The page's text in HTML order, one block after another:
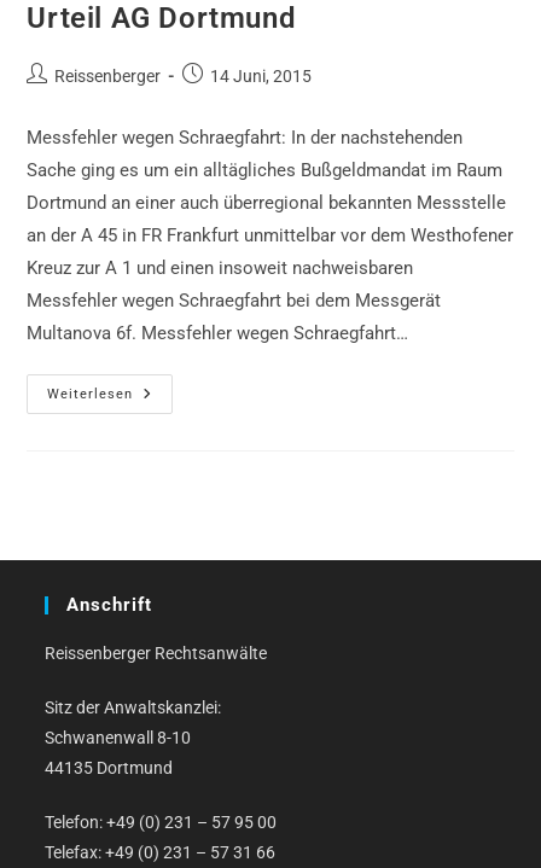
Urteil AG Dortmund
Beitrags-
Reissenberger
Beitrag14 Juni, 2015
Messfehler wegen Schraegfahrt: In der nachstehenden
Sache ging es um ein alltägliches Bußgeldmandat im Raum
Dortmund an einer auch überregional bekannten Messstelle
an der A 45 in FR Frankfurt unmittelbar vor dem Westhofener
Kreuz zur A 1 und einen insoweit nachweisbaren
Messfehler wegen Schraegfahrt bei dem Messgerät
Multanova 6f. Messfehler wegen Schraegfahrt…
Weiterlesen
Messfehler
Wegen
Anschrift
Reissenberger Rechtsanwälte
Sitz der Anwaltskanzlei:
Schwanenwall 8-10
44135 Dortmund
Telefon: +49 (0) 231 – 57 95 00
Telefax: +49 (0) 231 – 57 31 66